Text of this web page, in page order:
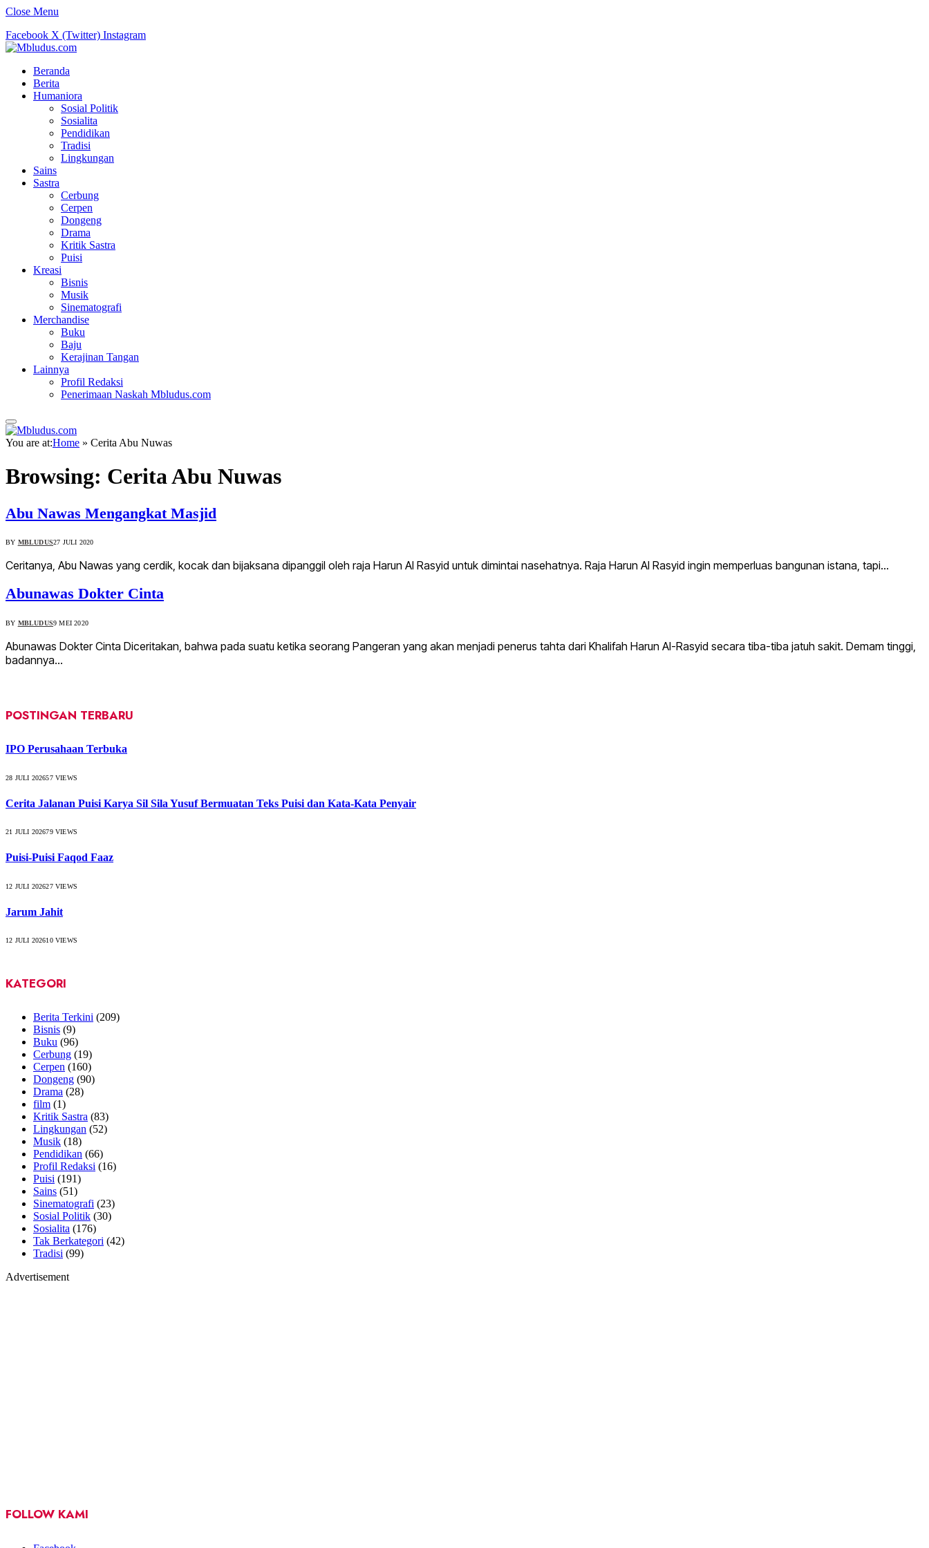
Close Menu
Facebook X (Twitter) Instagram
Beranda
Berita
Humaniora
Sosial Politik
Sosialita
Pendidikan
Tradisi
Lingkungan
Sains
Sastra
Cerbung
Cerpen
Dongeng
Drama
Kritik Sastra
Puisi
Kreasi
Bisnis
Musik
Sinematografi
Merchandise
Buku
Baju
Kerajinan Tangan
Lainnya
Profil Redaksi
Penerimaan Naskah Mbludus.com
You are at:Home » Cerita Abu Nuwas
Browsing: Cerita Abu Nuwas
Abu Nawas Mengangkat Masjid
BY MBLUDUS27 JULI 2020
Ceritanya, Abu Nawas yang cerdik, kocak dan bijaksana dipanggil oleh raja Harun Al Rasyid untuk dimintai nasehatnya. Raja Harun Al Rasyid ingin memperluas bangunan istana, tapi…
Abunawas Dokter Cinta
BY MBLUDUS9 MEI 2020
Abunawas Dokter Cinta Diceritakan, bahwa pada suatu ketika seorang Pangeran yang akan menjadi penerus tahta dari Khalifah Harun Al-Rasyid secara tiba-tiba jatuh sakit. Demam tinggi,
badannya…
POSTINGAN TERBARU
IPO Perusahaan Terbuka
28 JULI 202657VIEWS
Cerita Jalanan Puisi Karya Sil Sila Yusuf Bermuatan Teks Puisi dan Kata-Kata Penyair
21 JULI 202679VIEWS
Puisi-Puisi Faqod Faaz
12 JULI 202627VIEWS
Jarum Jahit
12 JULI 202610VIEWS
KATEGORI
Berita Terkini (209)
Bisnis (9)
Buku (96)
Cerbung (19)
Cerpen (160)
Dongeng (90)
Drama (28)
film (1)
Kritik Sastra (83)
Lingkungan (52)
Musik (18)
Pendidikan (66)
Profil Redaksi (16)
Puisi (191)
Sains (51)
Sinematografi (23)
Sosial Politik (30)
Sosialita (176)
Tak Berkategori (42)
Tradisi (99)
Advertisement
FOLLOW KAMI